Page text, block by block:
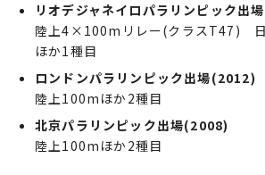
リオデジャネイロパラリンピック出
陸上4×100mリレー(クラスT47)
ほか1種目
ロンドンパラリンピック出場(2012)
陸上100mほか2種目
北京パラリンピック出場(2008)
陸上100mほか2種目